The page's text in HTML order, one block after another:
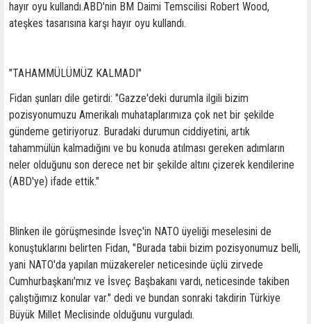
hayır oyu kullandı.ABD'nin BM Daimi Temscilisi Robert Wood,
ateşkes tasarısına karşı hayır oyu kullandı.
"TAHAMMÜLÜMÜZ KALMADI"
Fidan şunları dile getirdi: "Gazze'deki durumla ilgili bizim
pozisyonumuzu Amerikalı muhataplarımıza çok net bir şekilde
gündeme getiriyoruz. Buradaki durumun ciddiyetini, artık
tahammülün kalmadığını ve bu konuda atılması gereken adımların
neler olduğunu son derece net bir şekilde altını çizerek kendilerine
(ABD'ye) ifade ettik."
Blinken ile görüşmesinde İsveç'in NATO üyeliği meselesini de
konuştuklarını belirten Fidan, "Burada tabii bizim pozisyonumuz belli,
yani NATO'da yapılan müzakereler neticesinde üçlü zirvede
Cumhurbaşkanı'mız ve İsveç Başbakanı vardı, neticesinde takiben
çalıştığımız konular var." dedi ve bundan sonraki takdirin Türkiye
Büyük Millet Meclisinde olduğunu vurguladı.